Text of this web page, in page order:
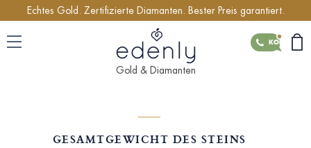
Echtes Gold. Zertifizierte Diamanten. Bester Preis garantiert.
KONTAKT
Gold & Diamanten
GESAMTGEWICHT DES STEINS